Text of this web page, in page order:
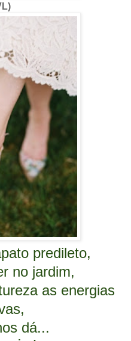
predileto,
no jardim,
as energias
dá...